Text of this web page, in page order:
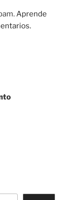
Aprende